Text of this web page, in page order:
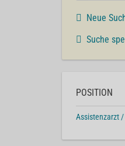
Neue
Suche
POSITION
Assistenzarzt